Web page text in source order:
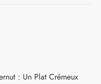
: Un Plat Crémeux